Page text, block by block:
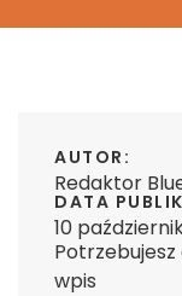
AUTOR:
Redaktor
DATA
10
wpis